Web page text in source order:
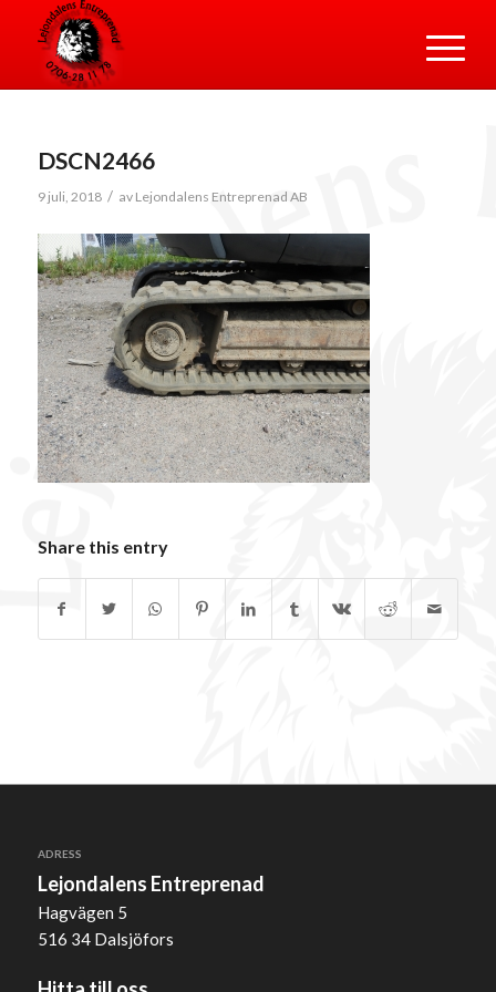
DSCN2466
9 juli, 2018 / av Lejondalens Entreprenad AB
Share this entry
ADRESS
Lejondalens Entreprenad
Hagvägen 5
516 34 Dalsjöfors